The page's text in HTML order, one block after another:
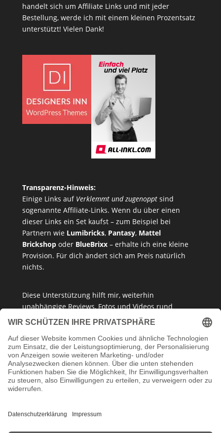
handelt sich um Affiliate Links und mit jeder
Bestellung, werde ich mit einem kleinen Prozentsatz
unterstützt! Vielen Dank!
Transparenz-Hinweis:
Einige Links auf Verklemmt und zugenopptsind
sogenannte Affiliate-Links. Wenn du über einen
dieser Links ein Set kaufst – zum Beispiel bei
Partnern wie Lumibricks, Pantasy, Mattel
Brickshopoder BlueBrixx– erhalte ich eine kleine
Provision. Für dich ändert sich am Preis natürlich
nichts.
Diese Unterstützung hilft mir, weiterhin
unabhängige Reviews, Fotos und Videos rund
umKlemmbausteine ,Baukastensetsund
Meinung. Ich empfehle nur Produkte, die ich selbst
getestet habe oder die ich guten Gewissens
vertreten kann.
Danke, dass du mein Klemmbaustein-Herz unterstützt!